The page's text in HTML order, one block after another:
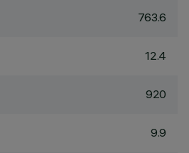
763.6
12.4
920
9.9